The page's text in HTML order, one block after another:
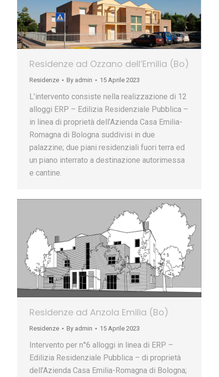
Residenze ad Ozzano dell’Emilia (Bo)
Residenze By admin 15 Aprile 2023
L’intervento consiste nella realizzazione di 12
alloggi ERP – Edilizia Residenziale Pubblica –
in linea di proprietà dell’Azienda Casa Emilia-
Romagna di Bologna suddivisi in due
palazzine; due piani residenziali fuori terra ed
un piano interrato a destinazione autorimessa
e cantine.
Residenze ad Anzola Emilia (Bo)
Residenze By admin 15 Aprile 2023
Intervento per n°6 alloggi in linea di ERP –
Edilizia Residenziale Pubblica – di proprietà
dell’Azienda Casa Emilia-Romagna di Bologna;